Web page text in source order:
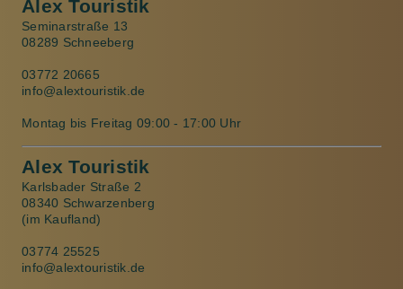
Alex Touristik
Seminarstraße 13
08289 Schneeberg
03772 20665
info@alextouristik.de
Montag bis Freitag 09:00 - 17:00 Uhr
Alex Touristik
Karlsbader Straße 2
08340 Schwarzenberg
(im Kaufland)
03774 25525
info@alextouristik.de